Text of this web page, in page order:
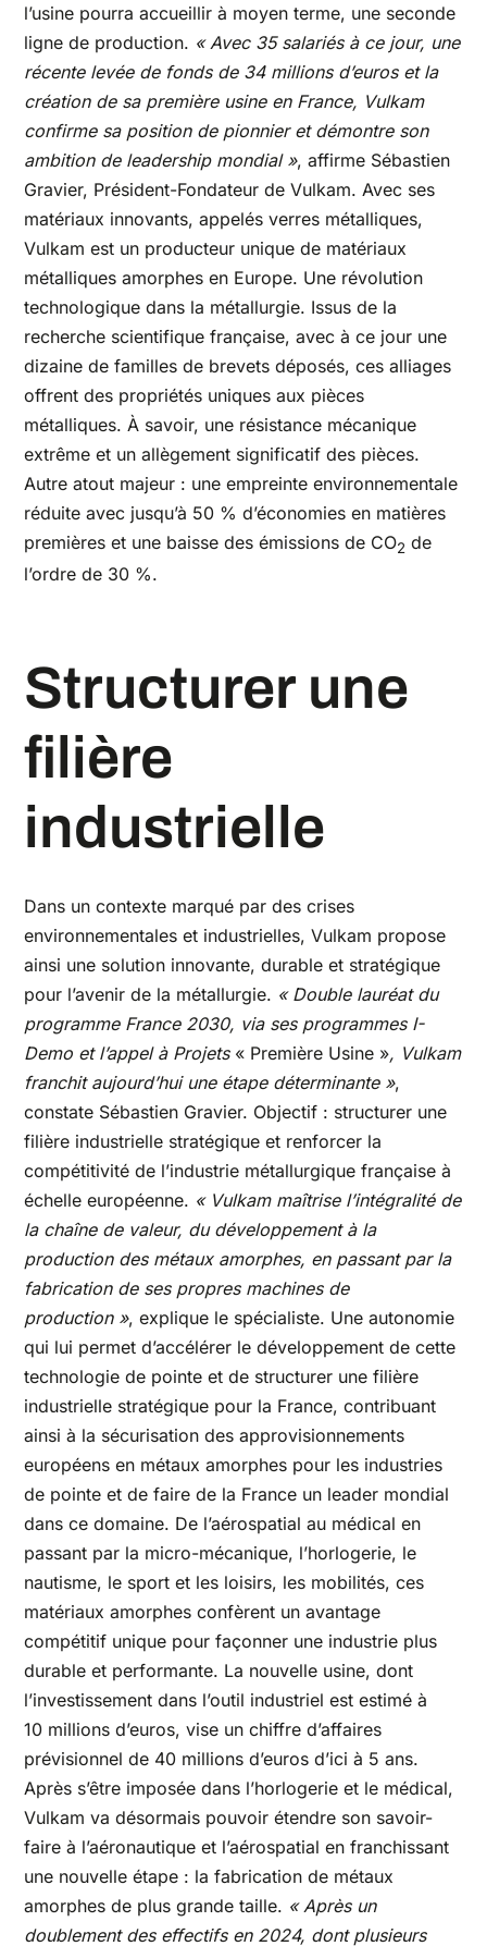
l’usine pourra accueillir à moyen terme, une seconde
ligne de production. « Avec 35 salariés à ce jour, une
récente levée de fonds de 34 millions d’euros et la
création de sa première usine en France, Vulkam
confirme sa position de pionnier et démontre son
ambition de leadership mondial », affirme Sébastien
Gravier, Président-Fondateur de Vulkam. Avec ses
matériaux innovants, appelés verres métalliques,
Vulkam est un producteur unique de matériaux
métalliques amorphes en Europe. Une révolution
technologique dans la métallurgie. Issus de la
recherche scientifique française, avec à ce jour une
dizaine de familles de brevets déposés, ces alliages
offrent des propriétés uniques aux pièces
métalliques. À savoir, une résistance mécanique
extrême et un allègement significatif des pièces.
Autre atout majeur : une empreinte environnementale
réduite avec jusqu’à 50 % d’économies en matières
premières et une baisse des émissions de CO2 de
l’ordre de 30 %.
Structurer une
filière
industrielle
Dans un contexte marqué par des crises
environnementales et industrielles, Vulkam propose
ainsi une solution innovante, durable et stratégique
pour l’avenir de la métallurgie. « Double lauréat du
programme France 2030, via ses programmes I-
Demo et l’appel à Projets « Première Usine », Vulkam
franchit aujourd’hui une étape déterminante »,
constate Sébastien Gravier. Objectif : structurer une
filière industrielle stratégique et renforcer la
compétitivité de l’industrie métallurgique française à
échelle européenne. « Vulkam maîtrise l’intégralité de
la chaîne de valeur, du développement à la
production des métaux amorphes, en passant par la
fabrication de ses propres machines de
production », explique le spécialiste. Une autonomie
qui lui permet d’accélérer le développement de cette
technologie de pointe et de structurer une filière
industrielle stratégique pour la France, contribuant
ainsi à la sécurisation des approvisionnements
européens en métaux amorphes pour les industries
de pointe et de faire de la France un leader mondial
dans ce domaine. De l’aérospatial au médical en
passant par la micro-mécanique, l’horlogerie, le
nautisme, le sport et les loisirs, les mobilités, ces
matériaux amorphes confèrent un avantage
compétitif unique pour façonner une industrie plus
durable et performante. La nouvelle usine, dont
l’investissement dans l’outil industriel est estimé à
10 millions d’euros, vise un chiffre d’affaires
prévisionnel de 40 millions d’euros d’ici à 5 ans.
Après s’être imposée dans l’horlogerie et le médical,
Vulkam va désormais pouvoir étendre son savoir-
faire à l’aéronautique et l’aérospatial en franchissant
une nouvelle étape : la fabrication de métaux
amorphes de plus grande taille. « Après un
doublement des effectifs en 2024, dont plusieurs